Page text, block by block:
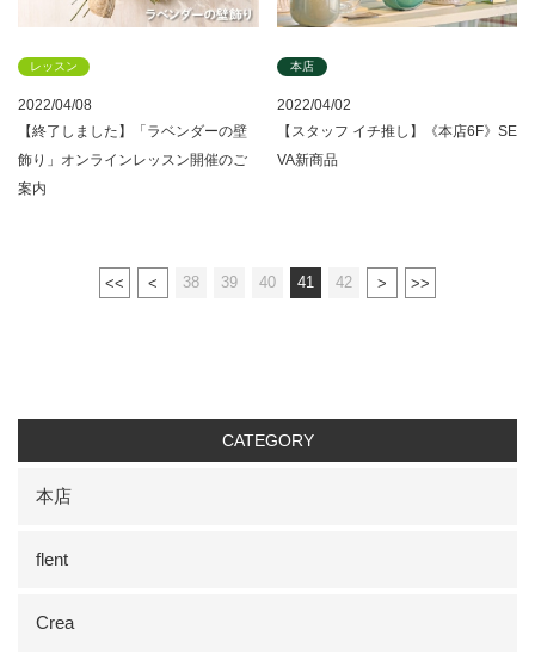
2022/04/08
レッスン
【終了しました】「ラベンダーの壁
飾り」オンラインレッスン開催のご
案内
2022/04/02
本店
【スタッフ イチ推し】《本店6F》SE
VA新商品
38 39 40 41 42
CATEGORY
本店
flent
Crea